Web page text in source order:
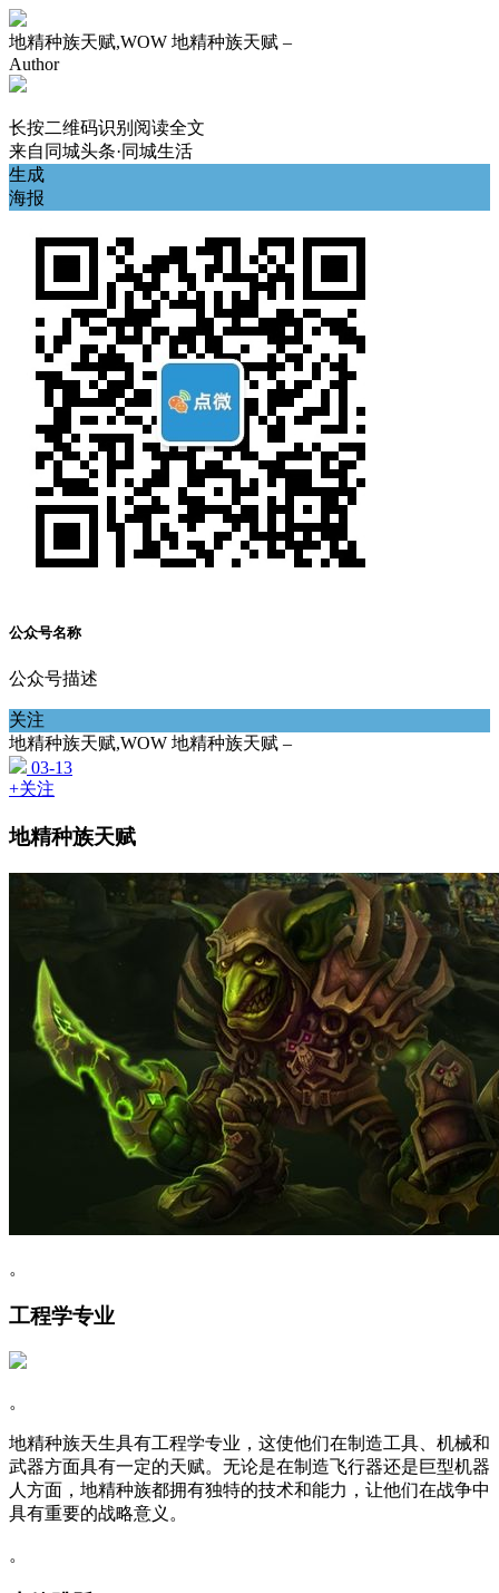
地精种族天赋,WOW 地精种族天赋 –
Author
长按二维码识别阅读全文
来自 同城头条·同城生活
生成
海报
公众号名称
公众号描述
关注
地精种族天赋,WOW 地精种族天赋 –
03-13
+关注
地精种族天赋
。
工程学专业
。
地精种族天生具有工程学专业，这使他们在制造工具、机械和
武器方面具有一定的天赋。无论是在制造飞行器还是巨型机器
人方面，地精种族都拥有独特的技术和能力，让他们在战争中
具有重要的战略意义。
。